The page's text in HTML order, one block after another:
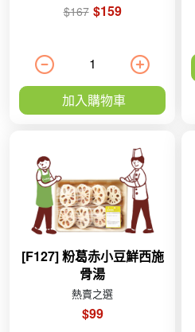
$167 $159
加入購物車
[F127] 粉葛赤小豆鮮西施
骨湯
熱賣之選
$99